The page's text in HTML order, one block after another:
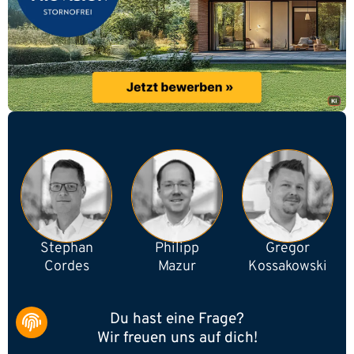
Stephan
Cordes
Philipp
Mazur
Gregor
Kossakowski
Du hast eine Frage?
Wir freuen uns auf dich!